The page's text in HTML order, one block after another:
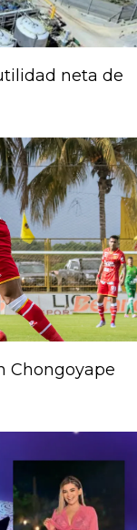
neta de
Chongoyape